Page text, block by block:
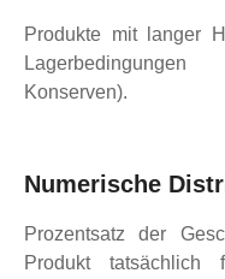
Produkte mit langer
Lagerbedingungen
Konserven).
Numerische
Prozentsatz der
Produkt tatsächlich